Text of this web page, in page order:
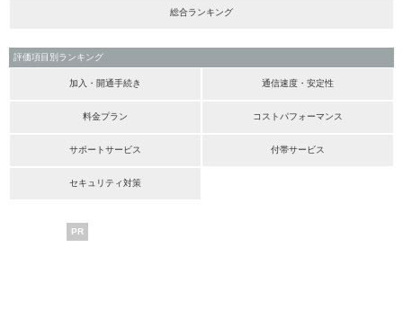
総合ランキング
評価項目別ランキング
加入・開通手続き 通信速度・安定性
料金プラン コストパフォーマンス
サポートサービス 付帯サービス
セキュリティ対策
PR